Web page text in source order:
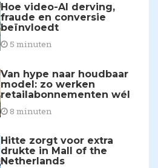
Hoe video-AI derving,
fraude en conversie
beïnvloedt
5 minuten
Van hype naar houdbaar
model: zo werken
retailabonnementen wél
8 minuten
Hitte zorgt voor extra
drukte in Mall of the
Netherlands